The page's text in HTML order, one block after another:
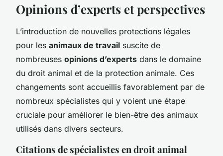
Opinions d’experts et perspectives
L’introduction de nouvelles protections légales
pour les animaux de travail suscite de
nombreuses opinions d’experts dans le domaine
du droit animal et de la protection animale. Ces
changements sont accueillis favorablement par de
nombreux spécialistes qui y voient une étape
cruciale pour améliorer le bien-être des animaux
utilisés dans divers secteurs.
Citations de spécialistes en droit animal